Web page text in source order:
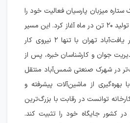
ستاره میزبان پارسیان فعالیت خود را
از سال ۱۳۸۸ با ظرفیت تولید ۲۰ تن در ماه آغاز کرد. این مسیر
از یک کارگاه کوچک در یافت‌آباد تهران با تنها ۲ نیروی کار
جوان و کارشناسان خبره، پس از
در شهرک صنعتی شمس‌آباد منتقل
از سال ۱۳۹۲، با بهره‌گیری از ماشین‌آلات پیشرفته و
توانست در رقابت با بزرگ‌ترین
در کشور جایگاه خود را تثبیت کند.